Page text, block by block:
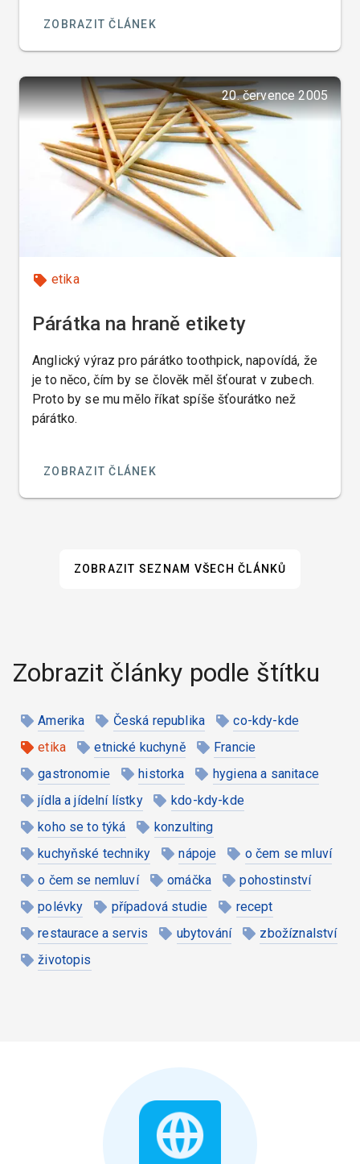
stále drží.
ZOBRAZIT ČLÁNEK
20. července 2005
etika
Párátka na hraně etikety
Anglický výraz pro párátko toothpick, napovídá, že
je to něco, čím by se člověk měl šťourat v zubech.
Proto by se mu mělo říkat spíše šťourátko než
párátko.
ZOBRAZIT ČLÁNEK
ZOBRAZIT SEZNAM VŠECH ČLÁNKŮ
Zobrazit články podle štítku
Amerika Česká republika
co-kdy-kde
etika
etnické kuchyně
Francie
gastronomie
historka
hygiena a sanitace
jídla a jídelní lístky
kdo-kdy-kde
koho se to týká
konzulting
kuchyňské techniky
nápoje
o čem se mluví
o čem se nemluví
omáčka
pohostinství
polévky
případová studie
recept
restaurace a servis
ubytování
zbožíznalství
životopis